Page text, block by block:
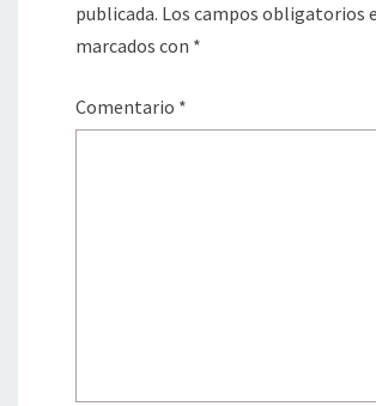
publicada. Los campos obligatorios
marcados con *
Comentario *